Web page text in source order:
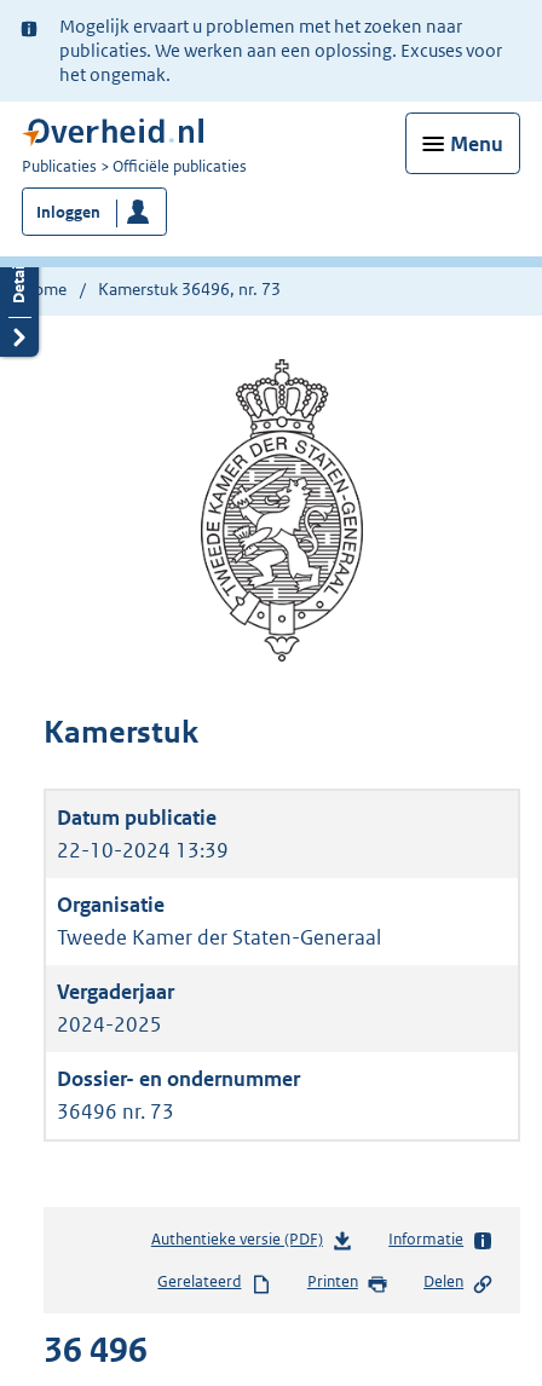
Ter
informatie:
Mogelijk ervaart u problemen met het zoeken naar
publicaties. We werken aan een oplossing. Excuses voor
het ongemak.
Menu
U
bent
nu
hier:
Publicaties Officiële publicaties
Inloggen
Home Kamerstuk 36496, nr. 73
Kamerstuk
22-10-2024 13:39
Tweede Kamer der Staten-Generaal
2024-2025
36496 nr. 73
Authentieke versie (PDF)b
s
Informatie
Gerelateerd Printen Delen
36 496